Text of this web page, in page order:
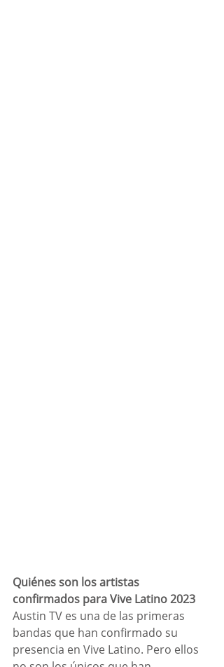
Quiénes son los artistas
confirmados para Vive Latino 2023
Austin TV es una de las primeras
bandas que han confirmado su
presencia en Vive Latino. Pero ellos